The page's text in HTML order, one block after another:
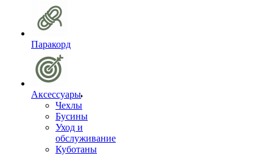
Паракорд
Аксессуары
Чехлы
Бусины
Уход и
обслуживание
Куботаны